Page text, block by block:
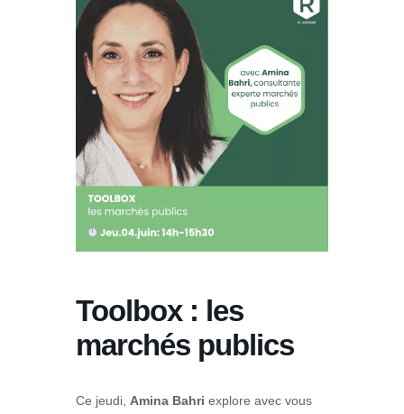
Toolbox : les
marchés publics
Ce jeudi, Amina Bahri explore avec vous